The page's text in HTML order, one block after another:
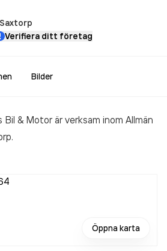
Saxtorp
Verifiera ditt företag
Bilder
& Motor är verksam inom Allmän
Öppna karta